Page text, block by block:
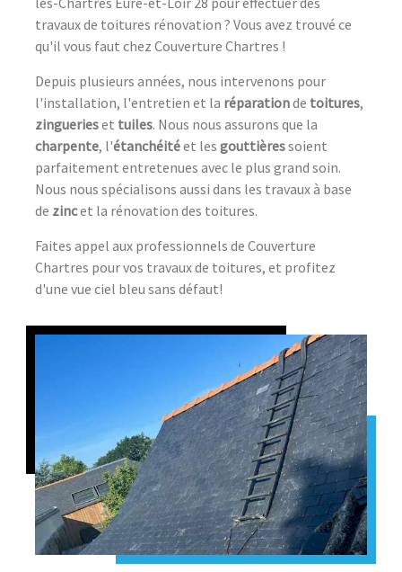
travaux de toitures rénovation ? Vous avez trouvé ce
qu'il vous faut chez Couverture Chartres !
Depuis plusieurs années, nous intervenons pour
l'installation, l'entretien et la réparationde toitures,
zinguerieset tuiles. Nous nous assurons que la
charpente, l'étanchéitéet les gouttièressoient
parfaitement entretenues avec le plus grand soin.
Nous nous spécialisons aussi dans les travaux à base
de zincet la rénovation des toitures.
Faites appel aux professionnels de Couverture
Chartres pour vos travaux de toitures, et profitez
d'une vue ciel bleu sans défaut!